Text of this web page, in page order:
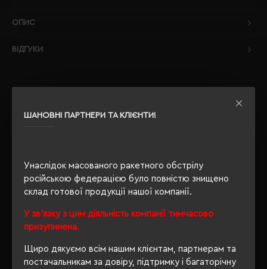
ШАНОВНІ ПАРТНЕРИ ТА КЛІЄНТИ!
Унаслідок масованого ракетного обстрілу
російською федерацією було повністю знищено
склад готової продукції нашої компанії.
У зв'язку з цим діяльність компанії тимчасово
призупинена.
Щиро дякуємо всім нашим клієнтам, партнерам та
постачальникам за довіру, підтримку і багаторічну
ОПИС
ВІДГУКИ
РЕКОМЕНДУЄМО